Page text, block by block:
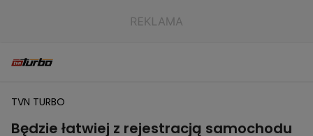
TVN TURBO
Będzie łatwiej z rejestracją samochodu